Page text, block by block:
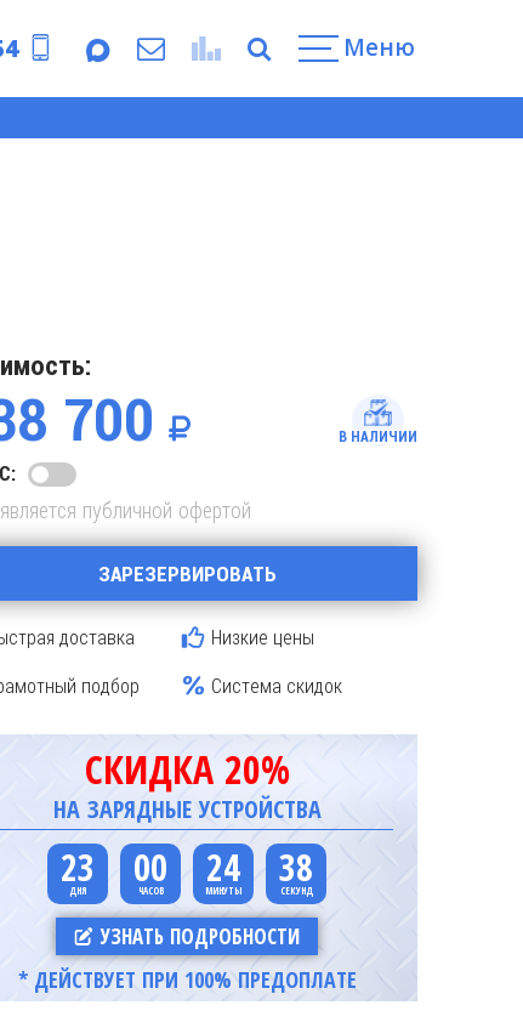
Меню
700 В НАЛИЧИИ
публичной офертой
ЗАРЕЗЕРВИРОВАТЬ
доставка
Низкие цены
подбор
Система скидок
СКИДКА 20%
НА ЗАРЯДНЫЕ УСТРОЙСТВА
23 00 24 37
УЗНАТЬ ПОДРОБНОСТИ
* ДЕЙСТВУЕТ ПРИ 100% ПРЕДОПЛАТЕ